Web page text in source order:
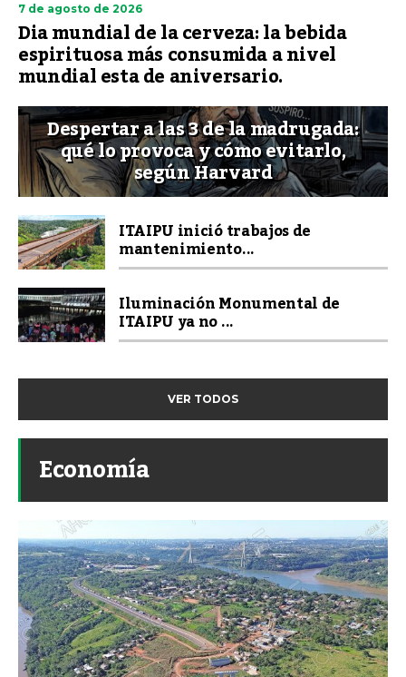
7 de agosto de 2026
Dia mundial de la cerveza: la bebida
espirituosa más consumida a nivel
mundial esta de aniversario.
Despertar a las 3 de la madrugada:
qué lo provoca y cómo evitarlo,
según Harvard
ITAIPU inició trabajos de
mantenimiento...
Iluminación Monumental de
ITAIPU ya no ...
VER TODOS
Economía